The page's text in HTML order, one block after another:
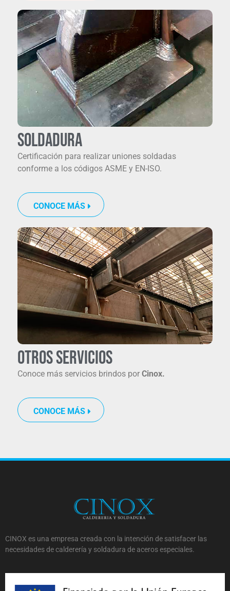
Soldadura
Certificación para realizar uniones soldadas
conforme a los códigos ASME y EN-ISO.
CONOCE MÁS
Otros servicios
Conoce más servicios brindos por Cinox.
CONOCE MÁS
CINOX es una empresa creada con la intención de satisfacer las
necesidades de calderería y soldadura de aceros especiales.